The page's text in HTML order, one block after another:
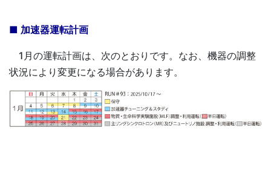
■ 加速器運転計画
1月の運転計画は、次のとおりです。なお、機器の調整
状況により変更になる場合があります。